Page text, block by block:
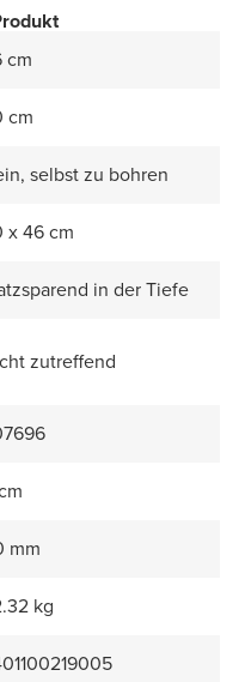
cm
cm
selbst zu bohren
x 46 cm
in der Tiefe
zutreffend
mm
kg